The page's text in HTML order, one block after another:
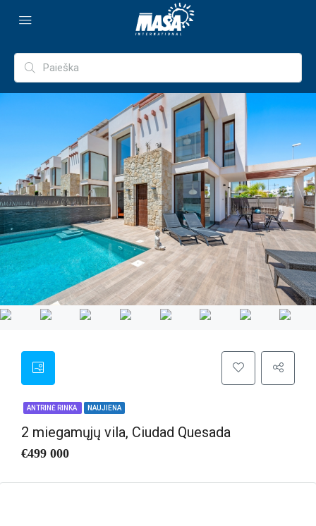
ANTRINĖ RINKA NAUJIENA
2 miegamųjų vila, Ciudad Quesada
€499 000